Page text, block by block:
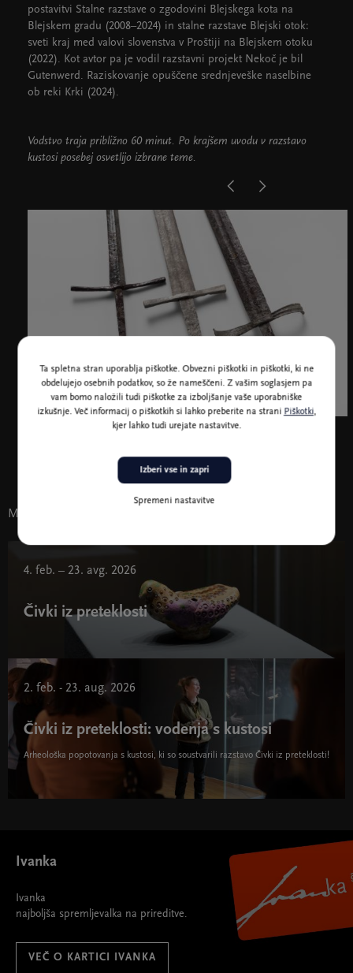
postavitvi Stalne razstave o zgodovini Blejskega kota na
Blejskem gradu (2008–2024) in stalne razstave Blejski otok:
sveti kraj med valovi slovenstva v Proštiji na Blejskem otoku
(2022). Kot avtor pa je vodil razstavni projekt Nekoč je bil
Gutenwerd. Raziskovanje opuščene srednjeveške naselbine
ob reki Krki (2024).
Vodstvo traja približno 60 minut. Po krajšem uvodu v razstavo
kustosi posebej osvetlijo izbrane teme.
Meči iz Ljubljanice, visoki in pozni srednji vek, hrani Narodni
Morda vas zanima tudi
4. feb. – 23. avg. 2026
Čivki iz preteklosti
2. feb. - 23. aug. 2026
Čivki iz preteklosti: vodenja s kustosi
Arheološka popotovanja s kustosi, ki so soustvarili razstavo Čivki iz preteklosti!
Ivanka
Ivanka
najboljša spremljevalka na prireditve.
VEČ O KARTICI IVANKA
Ta spletna stran uporablja piškotke. Obvezni piškotki in piškotki, ki ne
obdelujejo osebnih podatkov, so že nameščeni. Z vašim soglasjem pa
vam bomo naložili tudi piškotke za izboljšanje vaše uporabniške
izkušnje. Več informacij o piškotkih si lahko preberite na strani Piškotki,
kjer lahko tudi urejate nastavitve.
Spremeni nastavitve
Izberi vse in zapri